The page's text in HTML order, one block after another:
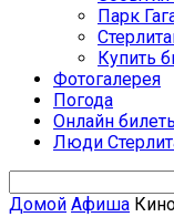
Парк
Купить
Фотогалерея
Погода
Онлайн
Люди
Домой Афиша